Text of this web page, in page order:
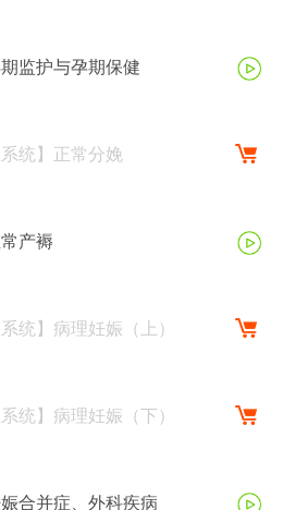
监护与孕期保健
统】正常分娩
产褥
统】病理妊娠（上）
统】病理妊娠（下）
合并症、外科疾病